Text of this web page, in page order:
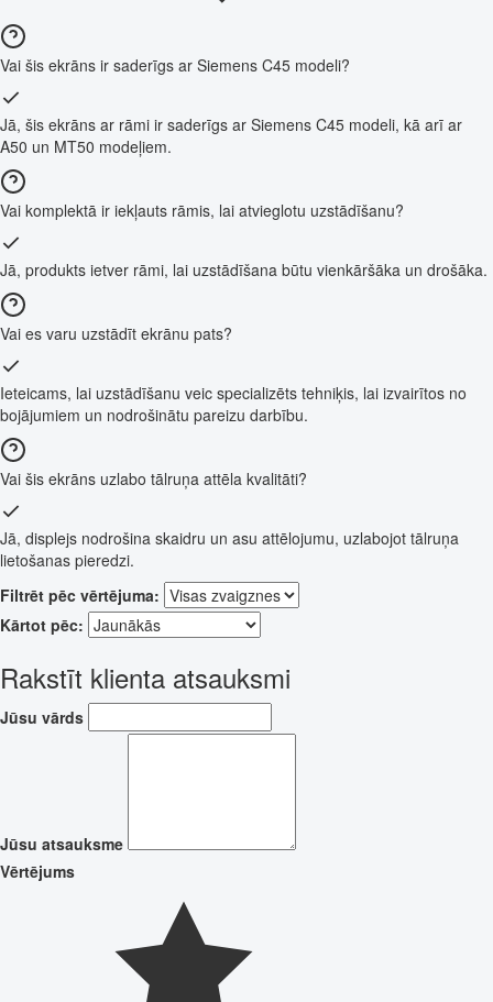
Vai šis ekrāns ir saderīgs ar Siemens C45 modeli?
Jā, šis ekrāns ar rāmi ir saderīgs ar Siemens C45 modeli, kā arī ar
A50 un MT50 modeļiem.
Vai komplektā ir iekļauts rāmis, lai atvieglotu uzstādīšanu?
Jā, produkts ietver rāmi, lai uzstādīšana būtu vienkāršāka un drošāka.
Vai es varu uzstādīt ekrānu pats?
Ieteicams, lai uzstādīšanu veic specializēts tehniķis, lai izvairītos no
bojājumiem un nodrošinātu pareizu darbību.
Vai šis ekrāns uzlabo tālruņa attēla kvalitāti?
Jā, displejs nodrošina skaidru un asu attēlojumu, uzlabojot tālruņa
lietošanas pieredzi.
Filtrēt pēc vērtējuma:
Kārtot pēc:
Rakstīt klienta atsauksmi
Jūsu vārds
Jūsu atsauksme
Vērtējums